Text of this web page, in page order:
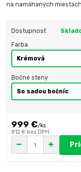
na namáhaných
Dostupnosť
Farba
Bočné steny
999 €/ks
812 € bez DPH